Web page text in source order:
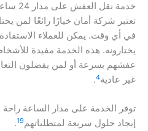
خدمة نقل العفش على مدار 24 ساعة
تعتبر شركة أمان خيارًا رائعًا لمن
في أي وقت. يمكن للعملاء
يختارونه. هذه الخدمة مفيدة
عفشهم بسرعة أو لمن يفضلون
غير عادية4
.
توفر الخدمة على مدار الساعة
إيجاد حلول سريعة لمتطلباتهم19
.